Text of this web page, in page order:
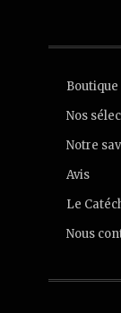
Boutique
Nos
Notre
Avis
Le
Nous